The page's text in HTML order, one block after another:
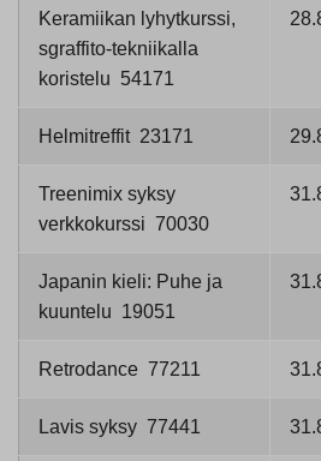
Keramiikan lyhytkurssi,
sgraffito-tekniikalla
koristelu 54171
Helmitreffit 23171
Treenimix syksy
verkkokurssi 70030
Japanin kieli: Puhe ja
kuuntelu 19051
Retrodance 77211
Lavis syksy 77441